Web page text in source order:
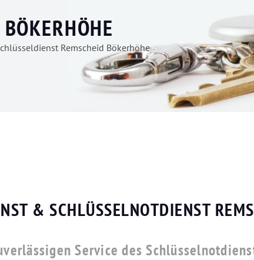
Remscheid Bökerhöhe
& SCHLÜSSELNOTDIENST
Service des